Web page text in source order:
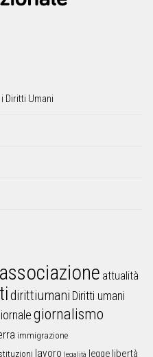
Diritti Umani
associazione attualità
dirittiumani Diritti umani
giornalismo
immigrazione
lavoro legalità legge libertà